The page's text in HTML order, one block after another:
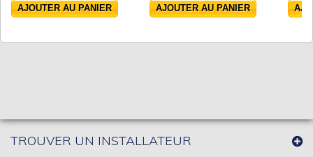
AJOUTER AU PANIER
AJOUTER AU PANIER
TROUVER UN INSTALLATEUR